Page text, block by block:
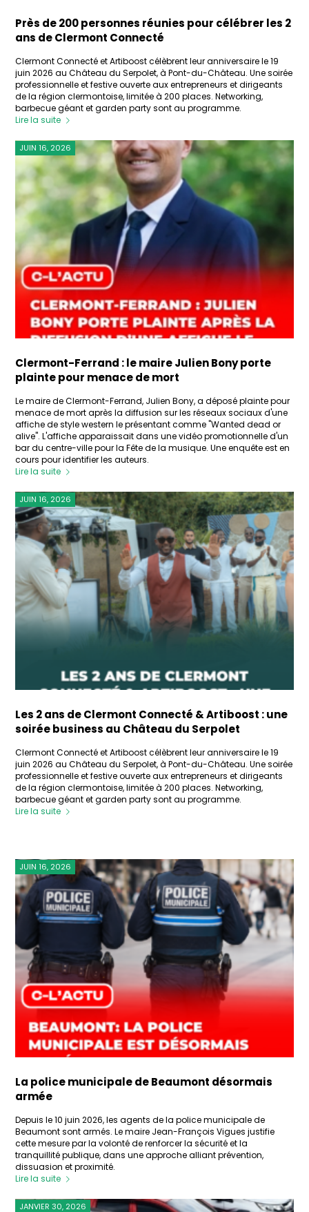
Près de 200 personnes réunies pour célébrer les 2
ans de Clermont Connecté
Clermont Connecté et Artiboost célèbrent leur anniversaire le 19
juin 2026 au Château du Serpolet, à Pont-du-Château. Une soirée
professionnelle et festive ouverte aux entrepreneurs et dirigeants
de la région clermontoise, limitée à 200 places. Networking,
barbecue géant et garden party sont au programme.
Lire la suite
Clermont-Ferrand : le maire Julien Bony porte
plainte pour menace de mort
JUIN 16, 2026
Le maire de Clermont-Ferrand, Julien Bony, a déposé plainte pour
menace de mort après la diffusion sur les réseaux sociaux d'une
affiche de style western le présentant comme "Wanted dead or
alive". L'affiche apparaissait dans une vidéo promotionnelle d'un
bar du centre-ville pour la Fête de la musique. Une enquête est en
cours pour identifier les auteurs.
Lire la suite
Les 2 ans de Clermont Connecté & Artiboost : une
soirée business au Château du Serpolet
JUIN 16, 2026
Clermont Connecté et Artiboost célèbrent leur anniversaire le 19
juin 2026 au Château du Serpolet, à Pont-du-Château. Une soirée
professionnelle et festive ouverte aux entrepreneurs et dirigeants
de la région clermontoise, limitée à 200 places. Networking,
barbecue géant et garden party sont au programme.
Lire la suite
La police municipale de Beaumont désormais
armée
JUIN 16, 2026
Depuis le 10 juin 2026, les agents de la police municipale de
Beaumont sont armés. Le maire Jean-François Vigues justifie
cette mesure par la volonté de renforcer la sécurité et la
tranquillité publique, dans une approche alliant prévention,
dissuasion et proximité.
Lire la suite
JANVIER 30, 2026